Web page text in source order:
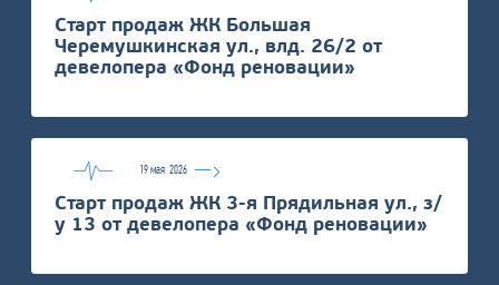
Старт продаж ЖК Большая
Черемушкинская ул., влд. 26/2 от
девелопера «Фонд реновации»
19 мая2026
Старт продаж ЖК 3-я Прядильная ул., з/
у 13 от девелопера «Фонд реновации»